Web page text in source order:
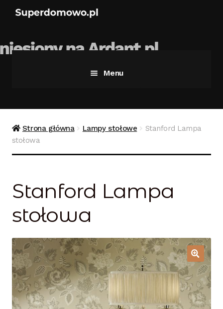
Menu
Bezpieczne zakupy
Moje konto
O firmie i sklepie
Odstąpienie od umowy
Strona główna Lampy stołowe
Stanford Lampa
stołowa
Stanford Lampa
stołowa